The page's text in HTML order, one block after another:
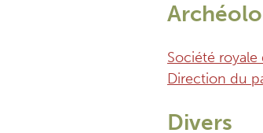
Société
Direction du
Divers